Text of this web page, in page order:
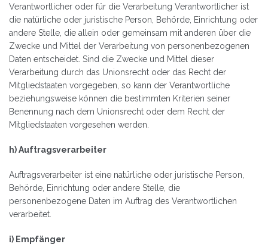
Verantwortlicher oder für die Verarbeitung Verantwortlicher ist
die natürliche oder juristische Person, Behörde, Einrichtung oder
andere Stelle, die allein oder gemeinsam mit anderen über die
Zwecke und Mittel der Verarbeitung von personenbezogenen
Daten entscheidet. Sind die Zwecke und Mittel dieser
Verarbeitung durch das Unionsrecht oder das Recht der
Mitgliedstaaten vorgegeben, so kann der Verantwortliche
beziehungsweise können die bestimmten Kriterien seiner
Benennung nach dem Unionsrecht oder dem Recht der
Mitgliedstaaten vorgesehen werden.
h) Auftragsverarbeiter
Auftragsverarbeiter ist eine natürliche oder juristische Person,
Behörde, Einrichtung oder andere Stelle, die
personenbezogene Daten im Auftrag des Verantwortlichen
verarbeitet.
i) Empfänger